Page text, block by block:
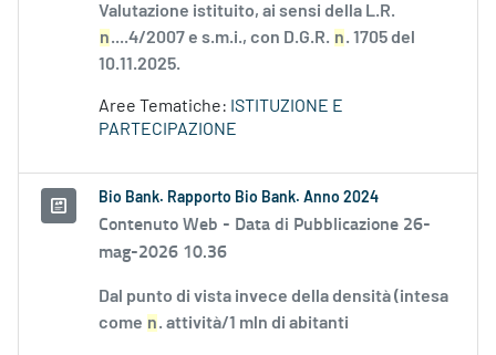
Valutazione istituito, ai sensi della L.R.
n....4/2007 e s.m.i., con D.G.R. n. 1705 del
10.11.2025.
Aree Tematiche: ISTITUZIONE E
PARTECIPAZIONE
Bio Bank. Rapporto Bio Bank. Anno 2024
Contenuto Web - Data di Pubblicazione 26-
mag-2026 10.36
Dal punto di vista invece della densità (intesa
come n. attività/1 mln di abitanti